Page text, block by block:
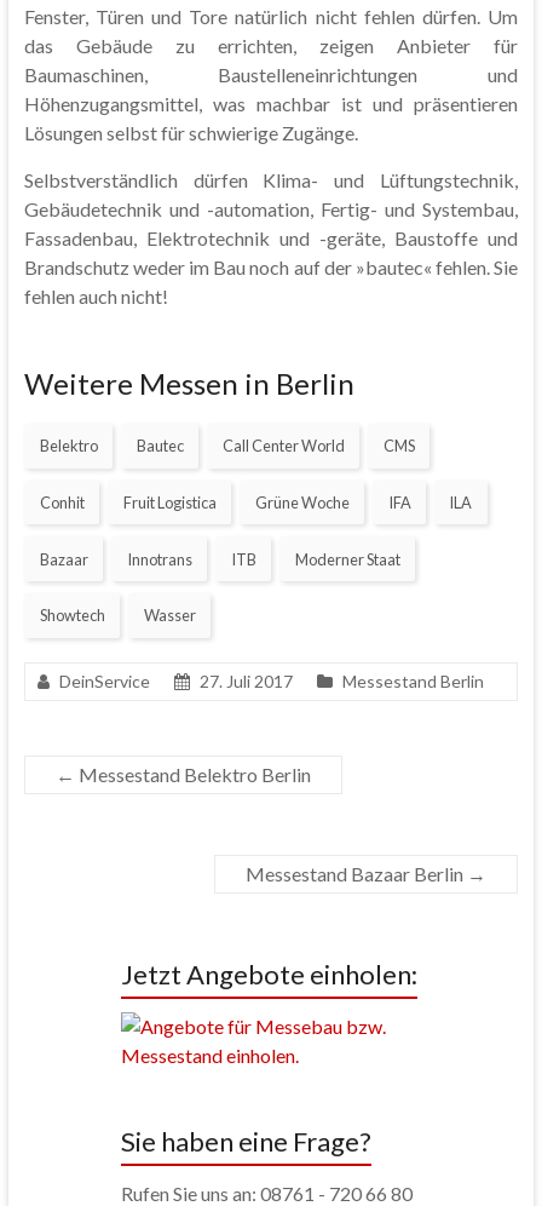
Fenster, Türen und Tore natürlich nicht fehlen dürfen. Um
das Gebäude zu errichten, zeigen Anbieter für
Baumaschinen, Baustelleneinrichtungen und
Höhenzugangsmittel, was machbar ist und präsentieren
Lösungen selbst für schwierige Zugänge.
Selbstverständlich dürfen Klima- und Lüftungstechnik,
Gebäudetechnik und -automation, Fertig- und Systembau,
Fassadenbau, Elektrotechnik und -geräte, Baustoffe und
Brandschutz weder im Bau noch auf der »bautec« fehlen. Sie
fehlen auch nicht!
Weitere Messen in Berlin
Belektro Bautec Call Center World CMS
Conhit Fruit Logistica Grüne Woche IFA ILA
Bazaar Innotrans ITB Moderner Staat
Showtech Wasser
DeinService 27. Juli 2017 Messestand Berlin
← Messestand Belektro Berlin
Messestand Bazaar Berlin →
Jetzt Angebote einholen:
Sie haben eine Frage?
Rufen Sie uns an: 08761 - 720 66 80